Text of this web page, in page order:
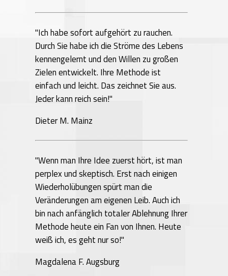
"Ich habe sofort aufgehört zu rauchen.
Durch Sie habe ich die Ströme des Lebens
kennengelernt und den Willen zu großen
Zielen entwickelt. Ihre Methode ist
einfach und leicht. Das zeichnet Sie aus.
Jeder kann reich sein!"
Dieter M. Mainz
"Wenn man Ihre Idee zuerst hört, ist man
perplex und skeptisch. Erst nach einigen
Wiederholübungen spürt man die
Veränderungen am eigenen Leib. Auch ich
bin nach anfänglich totaler Ablehnung Ihrer
Methode heute ein Fan von Ihnen. Heute
weiß ich, es geht nur so!"
Magdalena F. Augsburg